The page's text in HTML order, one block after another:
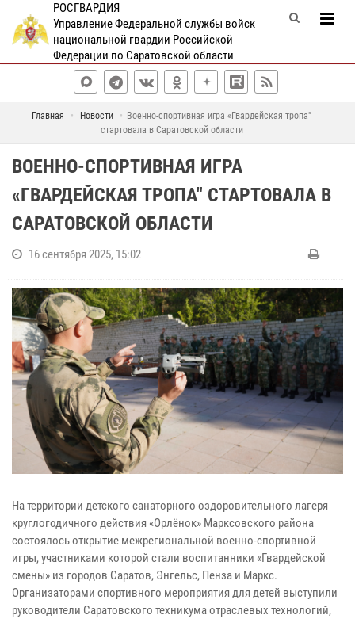
РОСГВАРДИЯ
Управление Федеральной службы войск
национальной гвардии Российской
Федерации по Саратовской области
Главная Новости
Военно-спортивная игра «Гвардейская тропа"
стартовала в Саратовской области
ВОЕННО-СПОРТИВНАЯ ИГРА
«ГВАРДЕЙСКАЯ ТРОПА" СТАРТОВАЛА В
САРАТОВСКОЙ ОБЛАСТИ
16 сентября 2025, 15:02
На территории детского санаторного оздоровительного лагеря
круглогодичного действия «Орлёнок» Марксовского района
состоялось открытие межрегиональной военно-спортивной
игры, участниками которой стали воспитанники «Гвардейской
смены» из городов Саратов, Энгельс, Пенза и Маркс.
Организаторами спортивного мероприятия для детей выступили
руководители Саратовского техникума отраслевых технологий,